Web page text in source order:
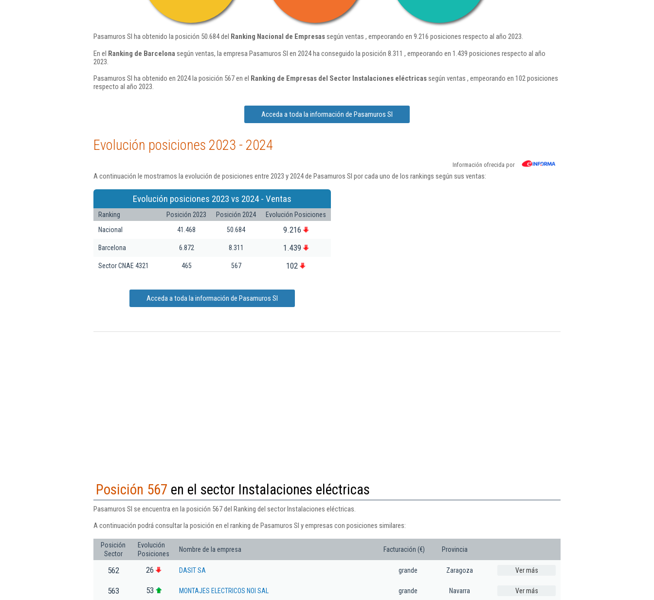
Pasamuros Sl ha obtenido la posición 50.684 del Ranking Nacional de Empresassegún ventas , empeorando en 9.216 posiciones respecto al año 2023.
En el Ranking de Barcelona según ventas, la empresa Pasamuros Sl en 2024 ha conseguido la posición 8.311 , empeorando en 1.439 posiciones respecto al año
2023.
Pasamuros Sl ha obtenido en 2024 la posición 567 en el Ranking de Empresas del Sector Instalaciones eléctricassegún ventas , empeorando en 102 posiciones
respecto al año 2023.
Acceda a toda la información de Pasamuros Sl
Evolución posiciones 2023 - 2024
Información ofrecida por
A continuación le mostramos la evolución de posiciones entre 2023 y 2024 de Pasamuros Sl por cada uno de los rankings según sus ventas:
Evolución posiciones 2023 vs 2024 - Ventas
Ranking Posición 2023 Posición 2024
Evolución Posiciones
Nacional
41.468 50.684 9.216
Barcelona 6.872 8.311 1.439
Sector CNAE 4321 465 567 102
Acceda a toda la información de Pasamuros Sl
Posición 567 en el sector Instalaciones eléctricas
Pasamuros Sl se encuentra en la posición 567 del Ranking del sector Instalaciones eléctricas.
A continuación podrá consultar la posición en el ranking de Pasamuros Sl y empresas con posiciones similares:
Posición
Sector
Evolución
Posiciones
Nombre de la empresa Facturación (€) Provincia
562 26 DASIT SA grande Zaragoza Ver más
563 53 MONTAJES ELECTRICOS NOI SAL grande Navarra Ver más